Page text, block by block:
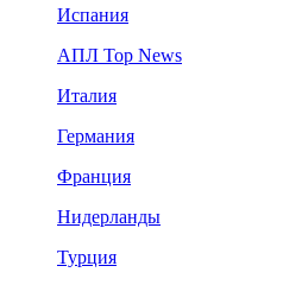
Испания
АПЛ Top News
Италия
Германия
Франция
Нидерланды
Турция